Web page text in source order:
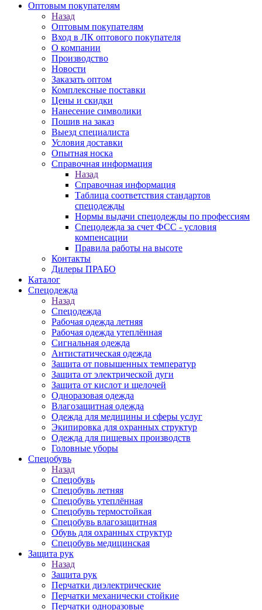
Оптовым покупателям
Назад
Оптовым покупателям
Вход в ЛК оптового покупателя
О компании
Производство
Новости
Заказать оптом
Комплексные поставки
Цены и скидки
Нанесение символики
Пошив на заказ
Выезд специалиста
Условия доставки
Опытная носка
Справочная информация
Назад
Справочная информация
Таблица соответствия стандартов
спецодежды
Нормы выдачи спецодежды по профессиям
Спецодежда за счет ФСС - условия
компенсации
Правила работы на высоте
Контакты
Дилеры ПРАБО
Каталог
Спецодежда
Назад
Спецодежда
Рабочая одежда летняя
Рабочая одежда утеплённая
Сигнальная одежда
Антистатическая одежда
Защита от повышенных температур
Защита от электрической дуги
Защита от кислот и щелочей
Одноразовая одежда
Влагозащитная одежда
Одежда для медицины и сферы услуг
Экипировка для охранных структур
Одежда для пищевых производств
Головные уборы
Спецобувь
Назад
Спецобувь
Спецобувь летняя
Спецобувь утеплённая
Спецобувь термостойкая
Спецобувь влагозащитная
Обувь для охранных структур
Спецобувь медицинская
Защита рук
Назад
Защита рук
Перчатки диэлектрические
Перчатки механически стойкие
Перчатки одноразовые